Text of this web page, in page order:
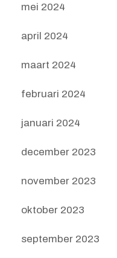
mei 2024
april 2024
maart 2024
februari 2024
januari 2024
december 2023
november 2023
oktober 2023
september 2023